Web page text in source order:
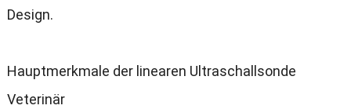
Design.
Hauptmerkmale der linearen Ultraschallsonde
Veterinär